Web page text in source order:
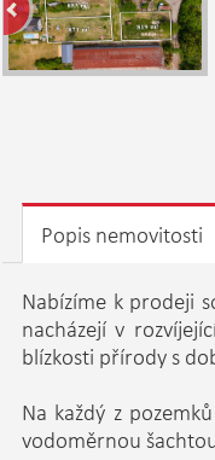
Popis nemovitosti
Nabízíme k prodeji
nacházejí v
blízkosti přírody s
Na každý z
vodoměrnou